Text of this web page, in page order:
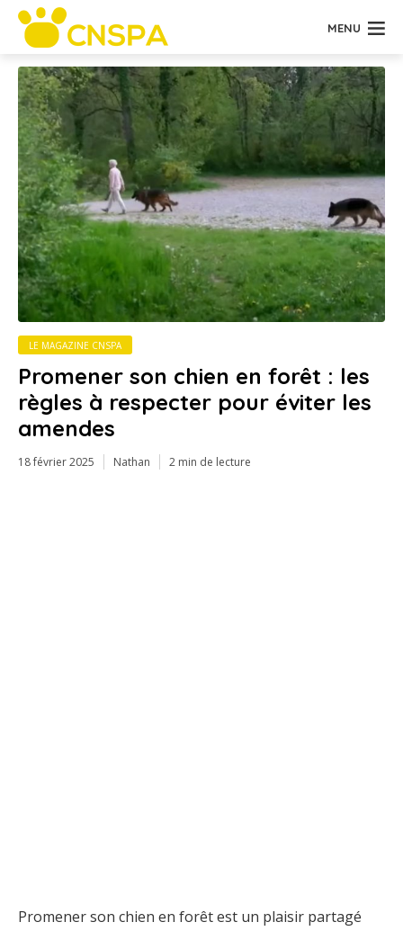
MENU
LE MAGAZINE CNSPA
Promener son chien en forêt : les
règles à respecter pour éviter les
amendes
18 février 2025 Nathan 2 min de lecture
Promener son chien en forêt est un plaisir partagé